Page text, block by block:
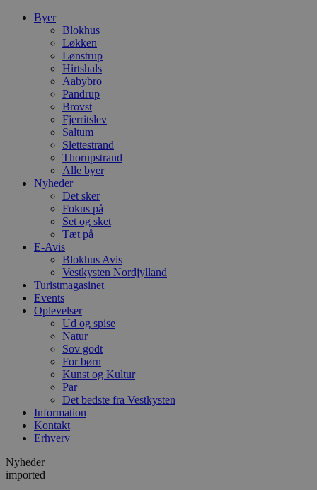
Byer
Blokhus
Løkken
Lønstrup
Hirtshals
Aabybro
Pandrup
Brovst
Fjerritslev
Saltum
Slettestrand
Thorupstrand
Alle byer
Nyheder
Det sker
Fokus på
Set og sket
Tæt på
E-Avis
Blokhus Avis
Vestkysten Nordjylland
Turistmagasinet
Events
Oplevelser
Ud og spise
Natur
Sov godt
For børn
Kunst og Kultur
Par
Det bedste fra Vestkysten
Information
Kontakt
Erhverv
Nyheder
imported